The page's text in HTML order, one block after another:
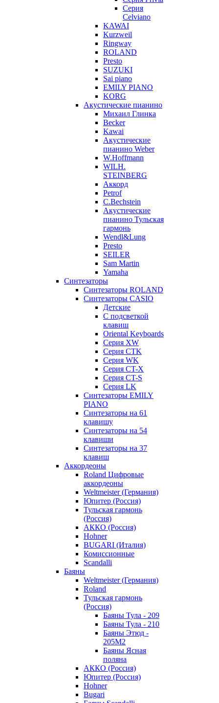
Серия
Celviano
KAWAI
Kurzweil
Ringway
ROLAND
Presto
SUZUKI
Sai piano
EMILY PIANO
KORG
Акустические пианино
Михаил Глинка
Becker
Kawai
Акустические
пианино Weber
W.Hoffmann
WILH.
STEINBERG
Аккорд
Petrof
C.Bechstein
Акустические
пианино Тульская
гармонь
Wendl&Lung
Presto
SEILER
Sam Martin
Yamaha
Синтезаторы
Синтезаторы ROLAND
Синтезаторы CASIO
Детские
С подсветкой
клавиш
Oriental Keyboards
Cерия XW
Серия CTK
Серия WK
Серия CT-X
Серия CT-S
Серия LK
Синтезаторы EMILY
PIANO
Синтезаторы на 61
клавишу
Синтезаторы на 54
клавиши
Синтезаторы на 37
клавиш
Аккордеоны
Roland Цифровые
аккордеоны
Weltmeister (Германия)
Юпитер (Россия)
Тульская гармонь
(Россия)
АККО (Россия)
Hohner
BUGARI (Италия)
Комиссионные
Scandalli
Баяны
Weltmeister (Германия)
Roland
Тульская гармонь
(Россия)
Баяны Тула - 209
Баяны Тула - 210
Баяны Этюд -
205М2
Баяны Ясная
поляна
АККО (Россия)
Юпитер (Россия)
Hohner
Bugari